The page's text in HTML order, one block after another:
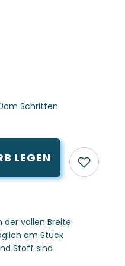
Schritten
LEGEN
der vollen Breite
am Stück
Stoff sind